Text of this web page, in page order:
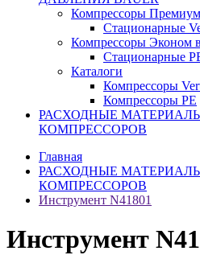
Компрессоры Премиум
Стационарные
Компрессоры Эконом
Стационарные
Каталоги
Компрессоры
Компрессоры PE
РАСХОДНЫЕ
КОМПРЕССОРОВ
Главная
РАСХОДНЫЕ
КОМПРЕССОРОВ
Инструмент N41801
Инструмент